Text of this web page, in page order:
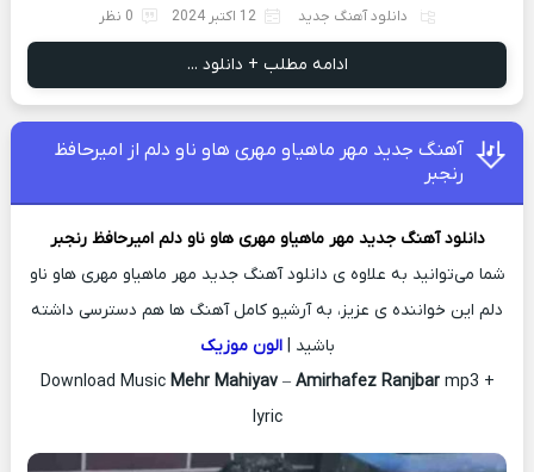
دانلود آهنگ جدید 12 اکتبر 2024 0 نظر
ادامه مطلب + دانلود ...
آهنگ جدید مهر ماهیاو مهری هاو ناو دلم از امیرحافظ
رنجبر
دانلود آهنگ جدید مهر ماهیاو مهری هاو ناو دلمامیرحافظ رنجبر
شما می‌توانید به علاوه ی دانلود آهنگ جدید مهر ماهیاو مهری هاو ناو
دلم این خواننده ی عزیز، به آرشیو کامل آهنگ ها هم دسترسی داشته
باشید |الون موزیک
Download Music Mehr Mahiyav– Amirhafez Ranjbarmp3 +
lyric